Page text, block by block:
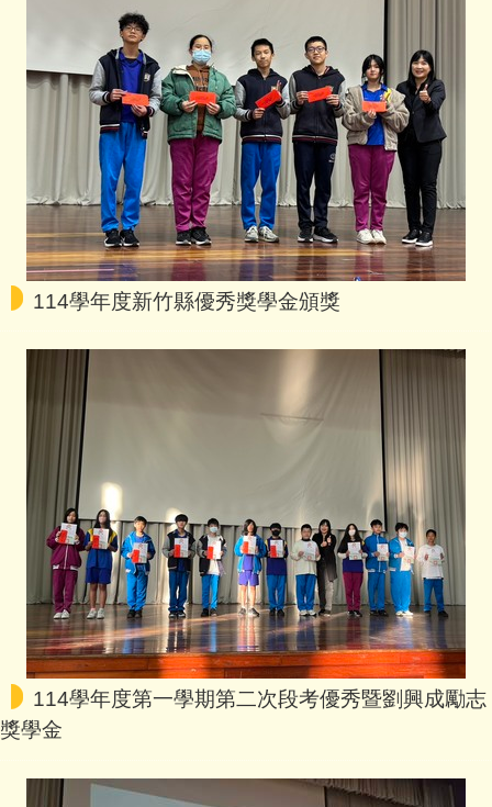
師培訓」場次六調整上課日期
案，詳如說明
教務處
2026-07-28
「全民英檢」中級、中高級測驗
現正報名中
114學年度新竹縣優秀獎學金頒獎
114學年度第一學期第二次段考優秀暨劉興成勵志
獎學金